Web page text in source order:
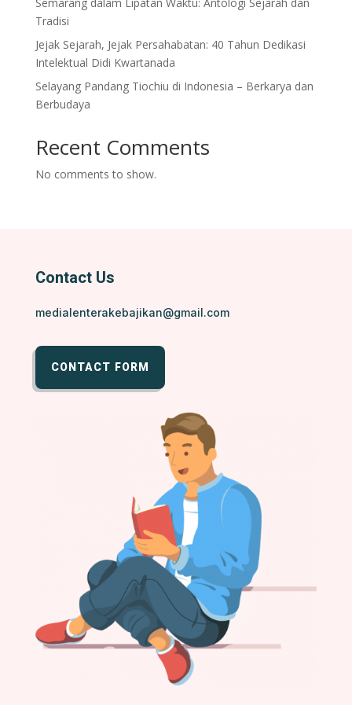
Tradisi
Jejak Sejarah, Jejak Persahabatan: 40 Tahun Dedikasi
Intelektual Didi Kwartanada
Selayang Pandang Tiochiu di Indonesia – Berkarya dan
Berbudaya
Recent Comments
No comments to show.
Contact Us
medialenterakebajikan@gmail.com
CONTACT FORM